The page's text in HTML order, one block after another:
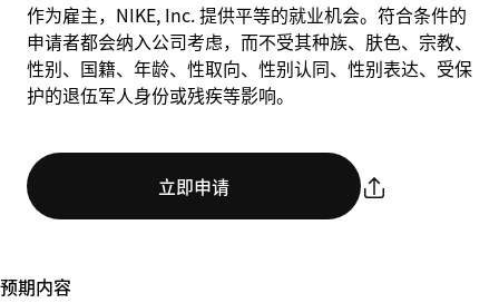
作为雇主，NIKE, Inc. 提供平等的就业机会。符合条件的
申请者都会纳入公司考虑，而不受其种族、肤色、宗教、
性别、国籍、年龄、性取向、性别认同、性别表达、受保
护的退伍军人身份或残疾等影响。
立即申请
预期内容